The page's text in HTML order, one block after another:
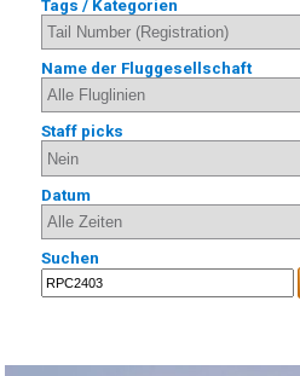
Tags / Kategorien
Name der Fluggesellschaft
Staff picks
Datum
Suchen